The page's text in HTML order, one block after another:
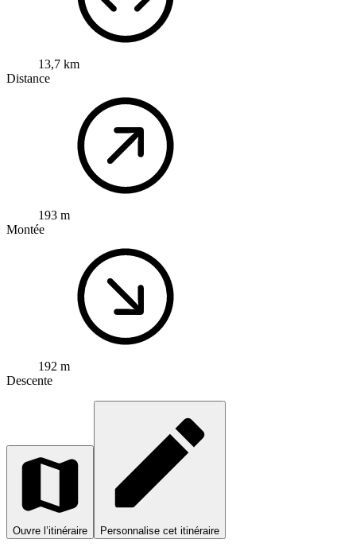
13,7 km
Distance
193 m
Montée
192 m
Descente
Ouvre l’itinéraire Personnalise cet itinéraire